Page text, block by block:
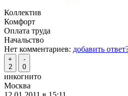
Коллектив
Комфорт
Оплата труда
Начальство
Нет комментариев: добавить
+
2
-
0
инкогнито
Москва